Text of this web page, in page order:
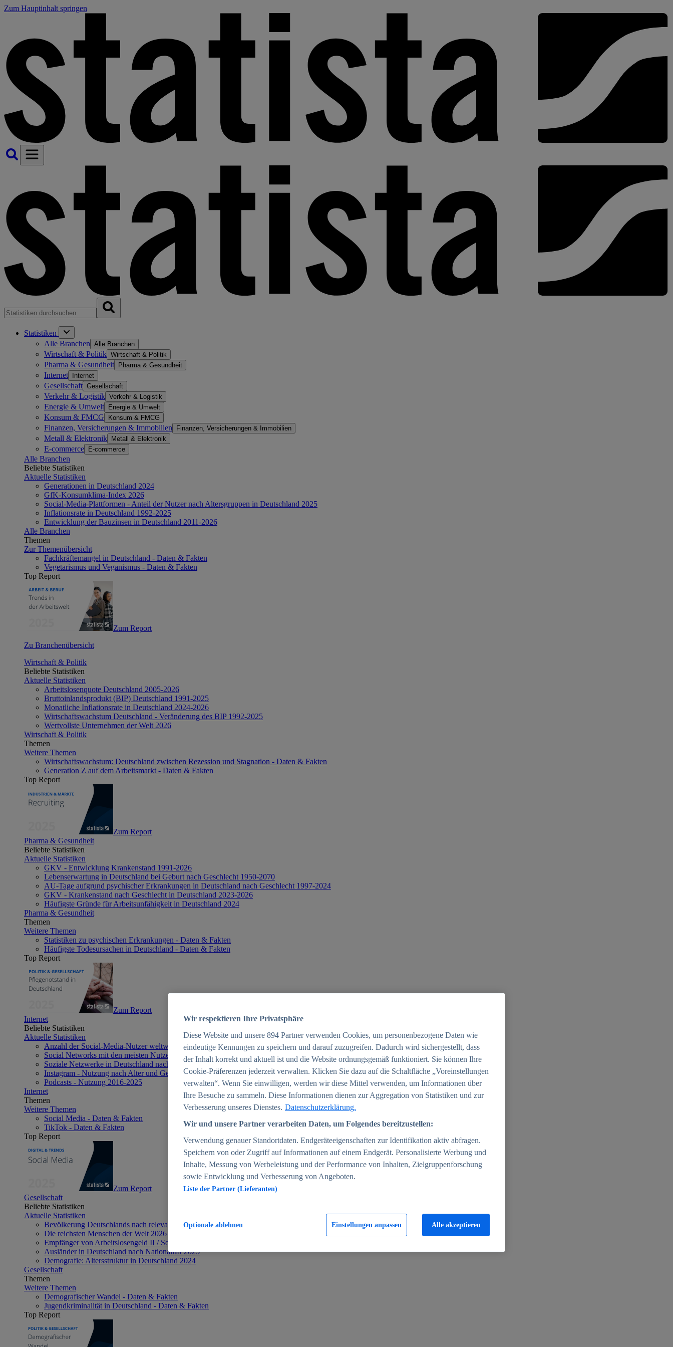
Zum Hauptinhalt springen
Statistiken
Alle Branchen Alle Branchen
Wirtschaft & Politik Wirtschaft & Politik
Pharma & Gesundheit Pharma & Gesundheit
Internet Internet
Gesellschaft Gesellschaft
Verkehr & Logistik Verkehr & Logistik
Energie & Umwelt Energie & Umwelt
Konsum & FMCG Konsum & FMCG
Finanzen, Versicherungen & Immobilien Finanzen, Versicherungen & Immobilien
Metall & Elektronik Metall & Elektronik
E-commerce E-commerce
Alle Branchen
Beliebte Statistiken
Aktuelle Statistiken
Generationen in Deutschland 2024
GfK-Konsumklima-Index 2026
Social-Media-Plattformen - Anteil der Nutzer nach Altersgruppen in Deutschland 2025
Inflationsrate in Deutschland 1992-2025
Entwicklung der Bauzinsen in Deutschland 2011-2026
Alle Branchen
Themen
Zur Themenübersicht
Fachkräftemangel in Deutschland - Daten & Fakten
Vegetarismus und Veganismus - Daten & Fakten
Top Report
Zum Report
Zu Branchenübersicht
Wirtschaft & Politik
Beliebte Statistiken
Aktuelle Statistiken
Arbeitslosenquote Deutschland 2005-2026
Bruttoinlandsprodukt (BIP) Deutschland 1991-2025
Monatliche Inflationsrate in Deutschland 2024-2026
Wirtschaftswachstum Deutschland - Veränderung des BIP 1992-2025
Wertvollste Unternehmen der Welt 2026
Wirtschaft & Politik
Themen
Weitere Themen
Wirtschaftswachstum: Deutschland zwischen Rezession und Stagnation - Daten & Fakten
Generation Z auf dem Arbeitsmarkt - Daten & Fakten
Top Report
Zum Report
Pharma & Gesundheit
Beliebte Statistiken
Aktuelle Statistiken
GKV - Entwicklung Krankenstand 1991-2026
Lebenserwartung in Deutschland bei Geburt nach Geschlecht 1950-2070
AU-Tage aufgrund psychischer Erkrankungen in Deutschland nach Geschlecht 1997-2024
GKV - Krankenstand nach Geschlecht in Deutschland 2023-2026
Häufigste Gründe für Arbeitsunfähigkeit in Deutschland 2024
Pharma & Gesundheit
Themen
Weitere Themen
Statistiken zu psychischen Erkrankungen - Daten & Fakten
Häufigste Todesursachen in Deutschland - Daten & Fakten
Top Report
Zum Report
Internet
Beliebte Statistiken
Aktuelle Statistiken
Anzahl der Social-Media-Nutzer weltweit 2012-2025
Social Networks mit den meisten Nutzern weltweit 2025
Soziale Netzwerke in Deutschland nach Generationen 2025
Instagram - Nutzung nach Alter und Geschlecht in Deutschland 2025
Podcasts - Nutzung 2016-2025
Internet
Themen
Weitere Themen
Social Media - Daten & Fakten
TikTok - Daten & Fakten
Top Report
Zum Report
Gesellschaft
Beliebte Statistiken
Aktuelle Statistiken
Bevölkerung Deutschlands nach relevanten Altersgruppen 2024
Die reichsten Menschen der Welt 2026
Empfänger von Arbeitslosengeld II / Sozialgeld / Bürgergeld in Deutschland 2005-2025
Ausländer in Deutschland nach Nationalität 2025
Demografie: Altersstruktur in Deutschland 2024
Gesellschaft
Themen
Weitere Themen
Demografischer Wandel - Daten & Fakten
Jugendkriminalität in Deutschland - Daten & Fakten
Top Report
Wir respektieren Ihre Privatsphäre
Diese Website und unsere 894 Partner verwenden Cookies, um personenbezogene Daten wie
eindeutige Kennungen zu speichern und darauf zuzugreifen. Dadurch wird sichergestellt, dass
der Inhalt korrekt und aktuell ist und die Website ordnungsgemäß funktioniert. Sie können Ihre
Cookie-Präferenzen jederzeit verwalten. Klicken Sie dazu auf die Schaltfläche „Voreinstellungen
verwalten“. Wenn Sie einwilligen, werden wir diese Mittel verwenden, um Informationen über
Ihre Besuche zu sammeln. Diese Informationen dienen zur Aggregation von Statistiken und zur
Verbesserung unseres Dienstes. Datenschutzerklärung.
Wir und unsere Partner verarbeiten Daten, um Folgendes bereitzustellen:
Verwendung genauer Standortdaten. Endgeräteeigenschaften zur Identifikation aktiv abfragen.
Speichern von oder Zugriff auf Informationen auf einem Endgerät. Personalisierte Werbung und
Inhalte, Messung von Werbeleistung und der Performance von Inhalten, Zielgruppenforschung
sowie Entwicklung und Verbesserung von Angeboten.
Liste der Partner (Lieferanten)
Einstellungen anpassen
Optionale ablehnen Alle akzeptieren